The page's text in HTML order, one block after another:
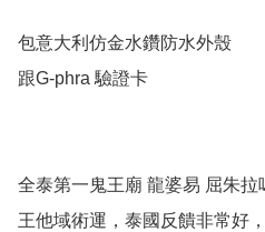
包意大利仿金水鑽防水外殼
跟G-phra 驗證卡
全泰第一鬼王廟 龍婆易 屈朱
王他域術運，泰國反饋非常好